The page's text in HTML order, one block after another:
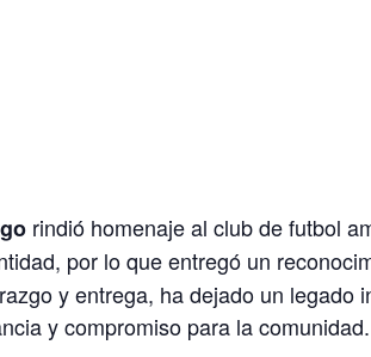
rindió homenaje al club de futbol
por lo que entregó un
y entrega, ha dejado un
y compromiso para la comunidad.